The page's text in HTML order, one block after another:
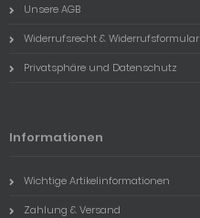
Unsere AGB
Widerrufsrecht & Widerrufsformular
Privatsphäre und Datenschutz
Informationen
Wichtige Artikelinformationen
Zahlung & Versand